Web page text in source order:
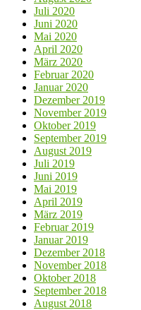
Juli 2020
Juni 2020
Mai 2020
April 2020
März 2020
Februar 2020
Januar 2020
Dezember 2019
November 2019
Oktober 2019
September 2019
August 2019
Juli 2019
Juni 2019
Mai 2019
April 2019
März 2019
Februar 2019
Januar 2019
Dezember 2018
November 2018
Oktober 2018
September 2018
August 2018